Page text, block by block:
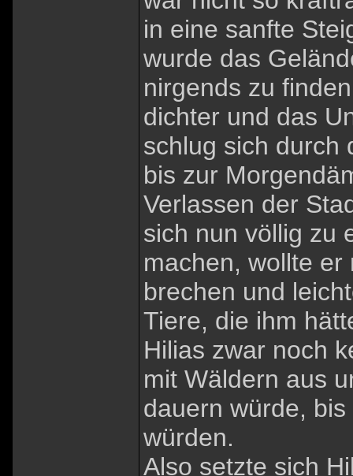
in eine sanfte
wurde das
nirgends zu
dichter und das
schlug sich durch
bis zur
Verlassen der
sich nun völlig zu
machen, wollte
brechen und
Tiere, die ihm
Hilias zwar noch
mit Wäldern aus
dauern würde,
würden.
Also setzte sich